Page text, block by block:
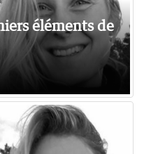
éléments de